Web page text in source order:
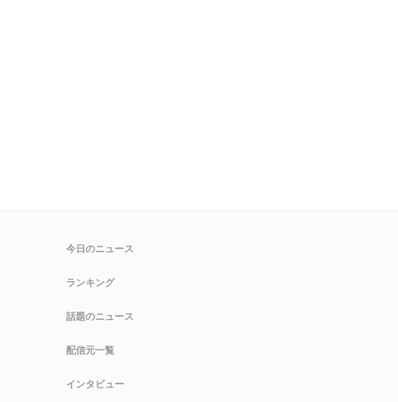
今日のニュース
ランキング
話題のニュース
配信元一覧
インタビュー